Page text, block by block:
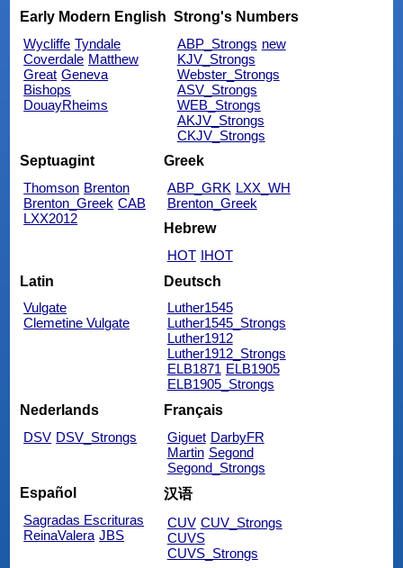
Early Modern English
Wycliffe Tyndale
Coverdale Matthew
Great Geneva
Bishops
DouayRheims
Strong's Numbers
ABP_Strongs new
KJV_Strongs
Webster_Strongs
ASV_Strongs
WEB_Strongs
AKJV_Strongs
CKJV_Strongs
Septuagint
Thomson Brenton
Brenton_Greek CAB
LXX2012
Greek
ABP_GRK LXX_WH
Brenton_Greek
Hebrew
HOT IHOT
Latin
Vulgate
Clemetine Vulgate
Deutsch
Luther1545
Luther1545_Strongs
Luther1912
Luther1912_Strongs
ELB1871 ELB1905
ELB1905_Strongs
Nederlands
DSV DSV_Strongs
Français
Giguet DarbyFR
Martin Segond
Segond_Strongs
Español
Sagradas Escrituras
ReinaValera JBS
汉语
CUV CUV_Strongs
CUVS
CUVS_Strongs